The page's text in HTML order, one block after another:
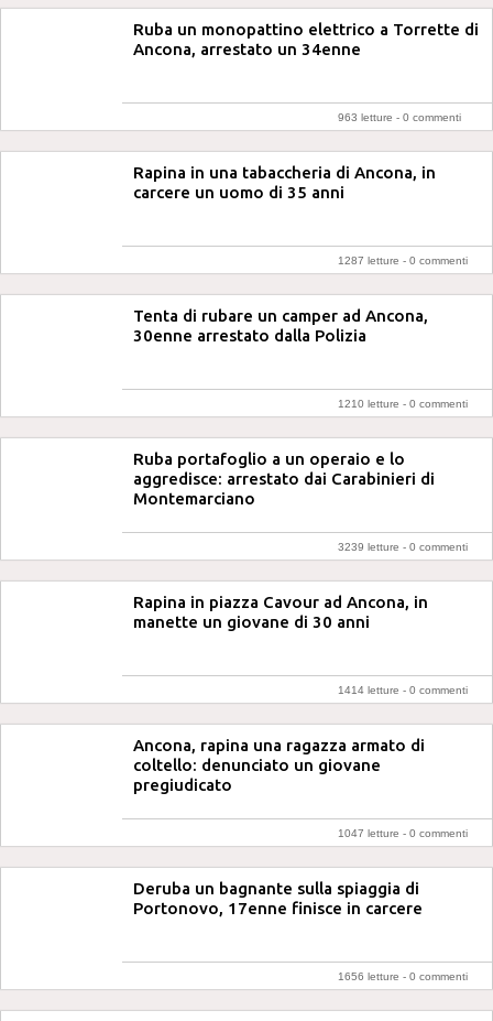
Ruba un monopattino elettrico a Torrette di
Ancona, arrestato un 34enne
963 letture - 0 commenti
Rapina in una tabaccheria di Ancona, in
carcere un uomo di 35 anni
1287 letture - 0 commenti
Tenta di rubare un camper ad Ancona,
30enne arrestato dalla Polizia
1210 letture - 0 commenti
Ruba portafoglio a un operaio e lo
aggredisce: arrestato dai Carabinieri di
Montemarciano
3239 letture - 0 commenti
Rapina in piazza Cavour ad Ancona, in
manette un giovane di 30 anni
1414 letture - 0 commenti
Ancona, rapina una ragazza armato di
coltello: denunciato un giovane
pregiudicato
1047 letture - 0 commenti
Deruba un bagnante sulla spiaggia di
Portonovo, 17enne finisce in carcere
1656 letture - 0 commenti